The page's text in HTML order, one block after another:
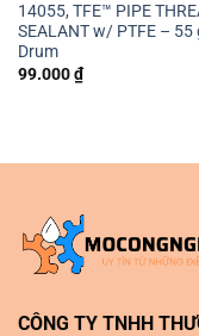
14055, TFE™ PIPE
SEALANT w/ PTFE – 55
Drum
99.000₫
CÔNG TY TNHH